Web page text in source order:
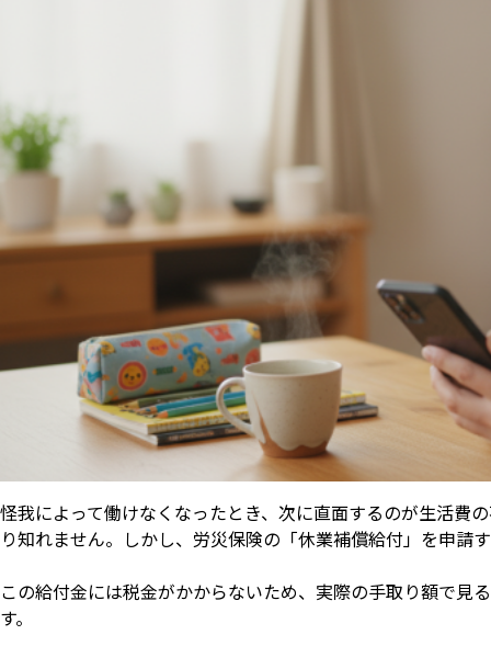
怪我によって働けなくなったとき、次に直面するのが生活費
り知れません。しかし、労災保険の「休業補償給付」を申請
この給付金には税金がかからないため、実際の手取り額で見
す。